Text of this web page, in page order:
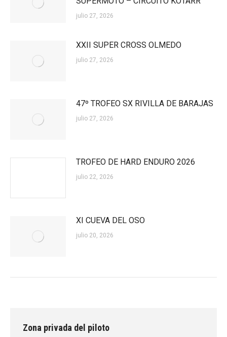
julio 27, 2026
XXII SUPER CROSS OLMEDO
julio 27, 2026
47º TROFEO SX RIVILLA DE BARAJAS
julio 27, 2026
TROFEO DE HARD ENDURO 2026
julio 22, 2026
XI CUEVA DEL OSO
julio 20, 2026
Zona privada del piloto